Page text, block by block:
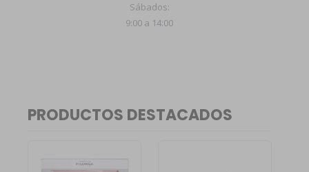
Sábados:
9:00 a 14:00